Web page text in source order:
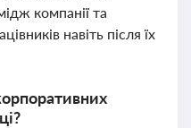
компанії та
навіть після їх